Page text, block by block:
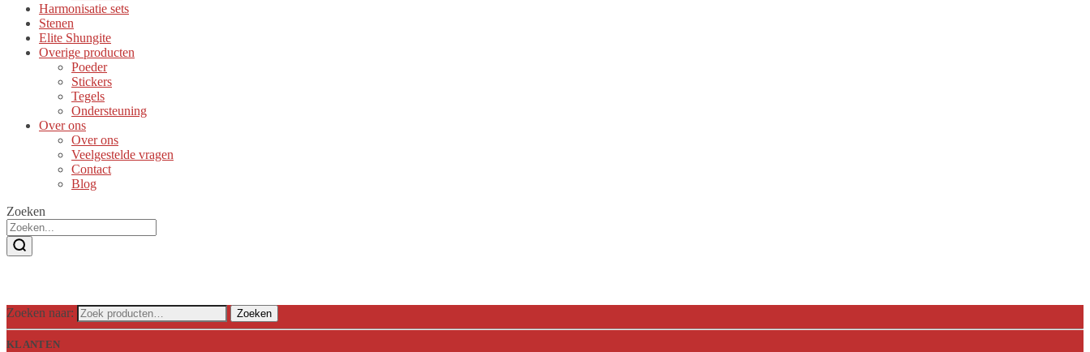
Harmonisatie sets
Stenen
Elite Shungite
Overige producten
Poeder
Stickers
Tegels
Ondersteuning
Over ons
Over ons
Veelgestelde vragen
Contact
Blog
Zoeken
Zoeken naar: Zoeken
KLANTEN